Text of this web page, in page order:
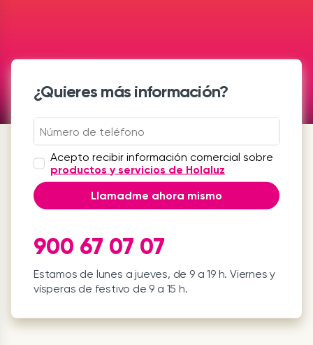
¿Quieres más información?
Acepto recibir información comercial sobre
productos y servicios de Holaluz
Llamadme ahora mismo
900 67 07 07
Estamos de lunes a jueves, de 9 a 19 h. Viernes y
vísperas de festivo de 9 a 15 h.